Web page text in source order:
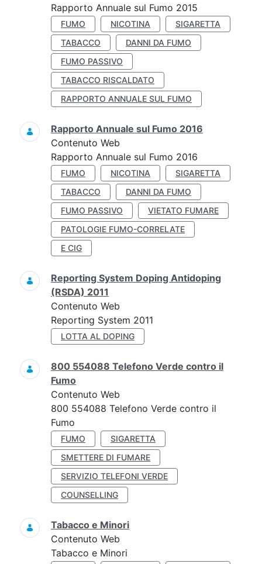
Rapporto Annuale sul Fumo 2015
FUMO NICOTINA
SIGARETTA
TABACCO
DANNI DA FUMO
FUMO PASSIVO
TABACCO RISCALDATO
RAPPORTO ANNUALE SUL FUMO
Rapporto Annuale sul Fumo 2016
Contenuto Web
Rapporto Annuale sul Fumo 2016
FUMO NICOTINA
SIGARETTA
TABACCO
DANNI DA FUMO
FUMO PASSIVO
VIETATO FUMARE
PATOLOGIE FUMO-CORRELATE
E CIG
Reporting System Doping Antidoping
(RSDA) 2011
Contenuto Web
Reporting System 2011
LOTTA AL DOPING
800 554088 Telefono Verde contro il
Fumo
Contenuto Web
800 554088 Telefono Verde contro il
Fumo
FUMO
SIGARETTA
SMETTERE DI FUMARE
SERVIZIO TELEFONI VERDE
COUNSELLING
Tabacco e Minori
Contenuto Web
Tabacco e Minori